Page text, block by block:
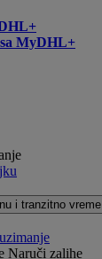
MyDHL+
i tranzitno vreme
Naruči zalihe